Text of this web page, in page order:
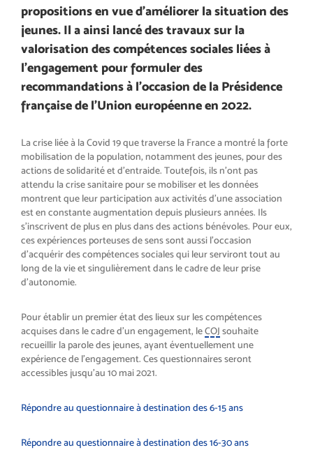
propositions en vue d’améliorer la situation des
jeunes. Il a ainsi lancé des travaux sur la
valorisation des compétences sociales liées à
l’engagement pour formuler des
recommandations à l’occasion de la Présidence
française de l’Union européenne en 2022.
La crise liée à la Covid 19 que traverse la France a montré la forte
mobilisation de la population, notamment des jeunes, pour des
actions de solidarité et d’entraide. Toutefois, ils n’ont pas
attendu la crise sanitaire pour se mobiliser et les données
montrent que leur participation aux activités d’une association
est en constante augmentation depuis plusieurs années. Ils
s’inscrivent de plus en plus dans des actions bénévoles. Pour eux,
ces expériences porteuses de sens sont aussi l’occasion
d’acquérir des compétences sociales qui leur serviront tout au
long de la vie et singulièrement dans le cadre de leur prise
d’autonomie.
Pour établir un premier état des lieux sur les compétences
acquises dans le cadre d’un engagement, leCOJ souhaite
recueillir la parole des jeunes, ayant éventuellement une
expérience de l’engagement. Ces questionnaires seront
accessibles jusqu’au 10 mai 2021.
Répondre au questionnaire à destination des 6-15 ans
Répondre au questionnaire à destination des 16-30 ans